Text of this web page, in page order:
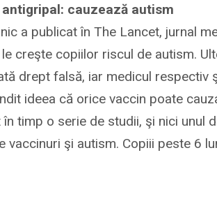
cauzează autism
a publicat în The Lancet, jurnal
le creşte copiilor riscul de autism.
drept falsă, iar medicul respectiv
ideea că orice vaccin poate
timp o serie de studii, şi nici unul
vaccinuri şi autism. Copiii peste 6